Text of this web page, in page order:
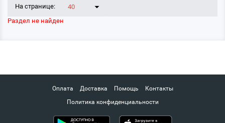
На странице:
40
Раздел не найден
Оплата Доставка Помощь
Контакты
Политика конфиденциальности